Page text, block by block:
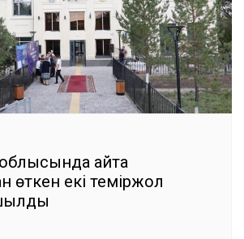
қайта
өткен екі теміржол